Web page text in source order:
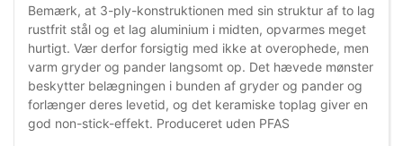
Bemærk, at 3-ply-konstruktionen med sin struktur af to lag
rustfrit stål og et lag aluminium i midten, opvarmes meget
hurtigt. Vær derfor forsigtig med ikke at overophede, men
varm gryder og pander langsomt op. Det hævede mønster
beskytter belægningen i bunden af gryder og pander og
forlænger deres levetid, og det keramiske toplag giver en
god non-stick-effekt. Produceret uden PFAS